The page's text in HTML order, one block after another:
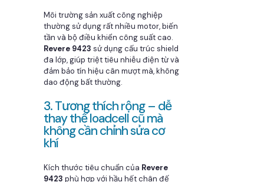
Môi trường sản xuất công nghiệp
thường sử dụng rất nhiều motor, biến
tần và bộ điều khiển công suất cao.
Revere 9423 sử dụng cấu trúc shield
đa lớp, giúp triệt tiêu nhiễu điện từ và
đảm bảo tín hiệu cân mượt mà, không
dao động bất thường.
3. Tương thích rộng – dễ
thay thế loadcell cũ mà
không cần chỉnh sửa cơ
khí
Kích thước tiêu chuẩn của Revere
9423 phù hợp với hầu hết chân đế